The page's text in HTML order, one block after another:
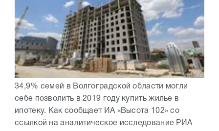
34,9% семей в Волгоградской области могли
себе позволить в 2019 году купить жилье в
ипотеку. Как сообщает ИА «Высота 102» со
ссылкой на аналитическое исследование РИА